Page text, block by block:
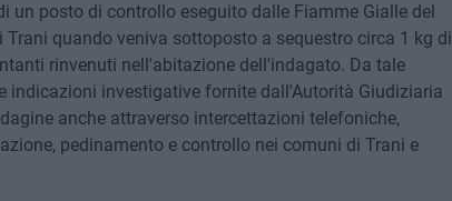
un posto di controllo eseguito dalle Fiamme Gialle del
quando veniva sottoposto a sequestro circa 1 kg di
rinvenuti nell'abitazione dell'indagato. Da tale
indicazioni investigative fornite dall'Autorità Giudiziaria
anche attraverso intercettazioni telefoniche,
pedinamento e controllo nei comuni di Trani e